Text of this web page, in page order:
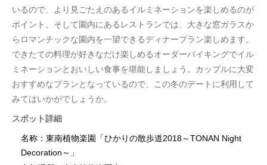
いるので、より見ごたえのあるイルミネーションを楽しめるのが
ポイント。そして園内にあるレストランでは、大きな窓ガラスか
らロマンチックな園内を一望できるディナープラン楽しめます。
できたての料理が好きなだけ楽しめるオーダーバイキングでイル
ミネーションとおいしい食事を堪能しましょう。カップルに大変
おすすめなプランとなっているので、この冬のデートに利用して
みてはいかがでしょうか。
スポット詳細
名称：東南植物楽園「ひかりの散歩道2018～TONAN Night
Decoration～」